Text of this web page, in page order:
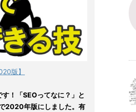
版】
！「SEOってなに？」と
2020年版にしました。有